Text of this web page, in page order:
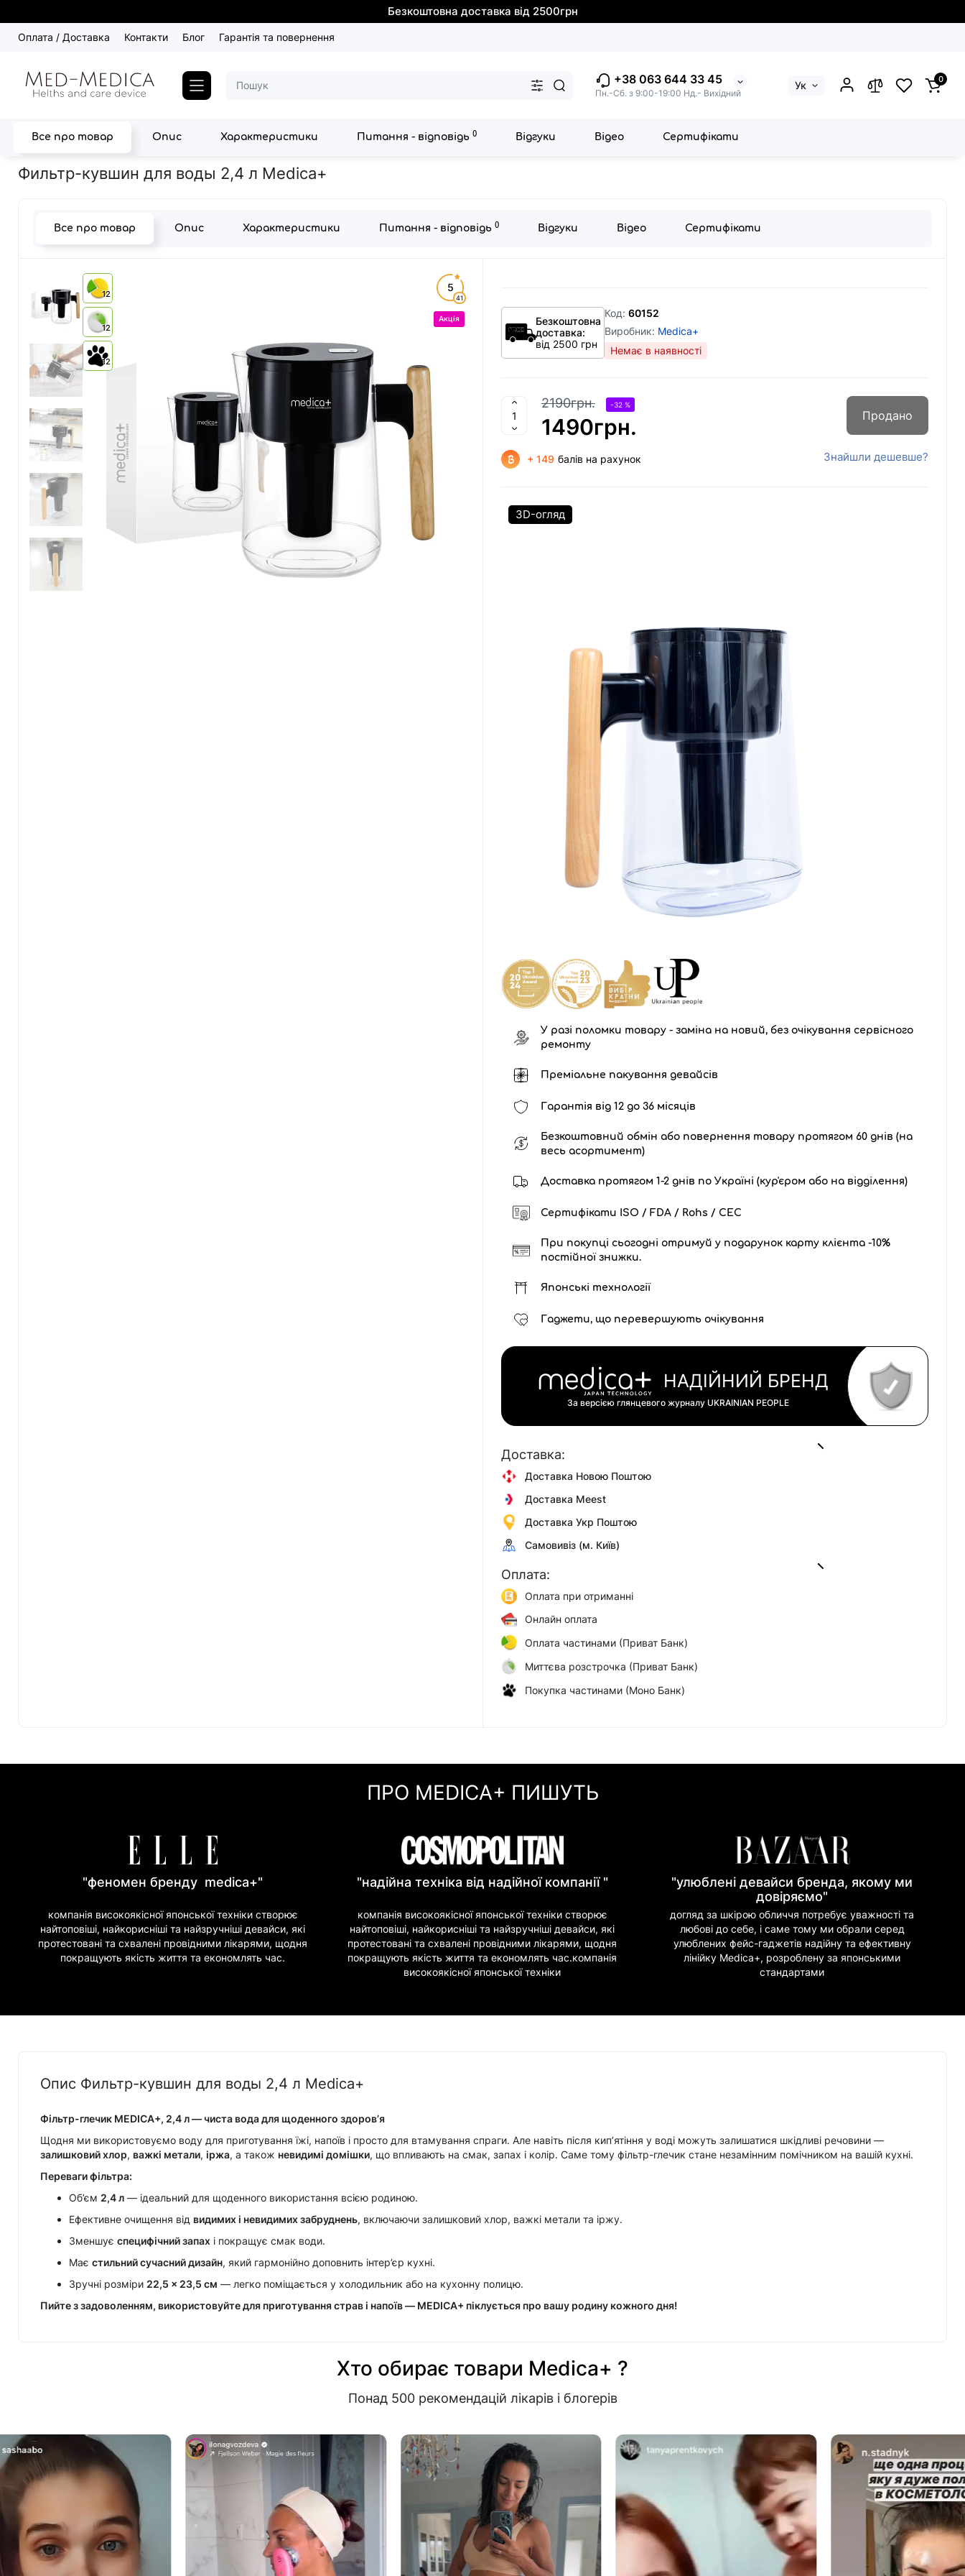
Безкоштовна доставка від 2500грн
Оплата / Доставка Контакти Блог Гарантія та повернення
+38 063 644 33 45
Пн.-Сб. з 9:00-19:00 Нд.- Вихідний
Ук 0
Все про товар Опис Характеристики Питання - відповідь 0 Відгуки Відео Сертифікати
Головна Товари для дому Фильтр-кувшин для воды 2,4 л Medica+
Фильтр-кувшин для воды 2,4 л Medica+
Все про товар Опис Характеристики Питання - відповідь 0 Відгуки Відео Сертифікати
12
12
12
5
41
Акція
Безкоштовна
доставка:
від 2500 грн
Код: 60152
Виробник: Medica+
Немає в наявності
2190грн. -32 %
1490грн. Продано
+ 149 балів на рахунок Знайшли дешевше?
3D-огляд
У разі поломки товару - заміна на новий, без очікування сервісного
ремонту
Преміальне пакування девайсів
Гарантія від 12 до 36 місяців
Безкоштовний обмін або повернення товару протягом 60 днів (на
весь асортимент)
Доставка протягом 1-2 днів по Україні (кур'єром або на відділення)
Сертифікати ISO / FDA / Rohs / CEC
При покупці сьогодні отримуй у подарунок карту клієнта -10%
постійної знижки.
Японські технології
Гаджети, що перевершують очікування
НАДІЙНИЙ БРЕНД
За версією глянцевого журналу UKRAINIAN PEOPLE
Доставка:
Доставка Новою Поштою
Доставка Meest
Доставка Укр Поштою
Самовивіз (м. Київ)
Оплата:
Оплата при отриманні
Онлайн оплата
Оплата частинами (Приват Банк)
Миттєва розстрочка (Приват Банк)
Покупка частинами (Моно Банк)
ПРО MEDICA+ ПИШУТЬ
"феномен бренду medica+"
компанія високоякісної японської техніки створює
найтоповіші, найкорисніші та найзручніші девайси, які
протестовані та схвалені провідними лікарями, щодня
покращують якість життя та економлять час.
"надійна техніка від надійної компанії "
компанія високоякісної японської техніки створює
найтоповіші, найкорисніші та найзручніші девайси, які
протестовані та схвалені провідними лікарями, щодня
покращують якість життя та економлять час.компанія
високоякісної японської техніки
"улюблені девайси бренда, якому ми
довіряємо"
догляд за шкірою обличчя потребує уважності та
любові до себе, і саме тому ми обрали серед
улюблених фейс-гаджетів надійну та ефективну
лінійку Medica+, розроблену за японськими
стандартами
Опис Фильтр-кувшин для воды 2,4 л Medica+
Фільтр-глечик MEDICA+, 2,4 л — чиста вода для щоденного здоров’я
Щодня ми використовуємо воду для приготування їжі, напоїв і просто для втамування спраги. Але навіть після кипʼятіння у воді можуть залишатися шкідливі речовини —
залишковий хлор, важкі метали, іржа, а також невидимі домішки, що впливають на смак, запах і колір. Саме тому фільтр-глечик стане незамінним помічником на вашій кухні.
Переваги фільтра:
Об’єм 2,4 л — ідеальний для щоденного використання всією родиною.
Ефективне очищення від видимих і невидимих забруднень, включаючи залишковий хлор, важкі метали та іржу.
Зменшує специфічний запах і покращує смак води.
Має стильний сучасний дизайн, який гармонійно доповнить інтер’єр кухні.
Зручні розміри 22,5 × 23,5 см — легко поміщається у холодильник або на кухонну полицю.
Пийте з задоволенням, використовуйте для приготування страв і напоїв — MEDICA+ піклується про вашу родину кожного дня!
Хто обирає товари Medica+ ?
Понад 500 рекомендацій лікарів і блогерів